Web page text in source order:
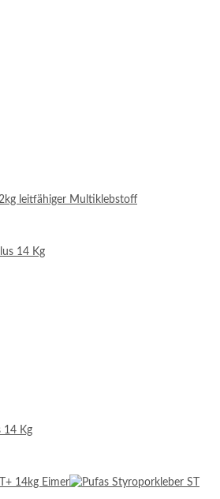
leitfähiger Multiklebstoff
14 Kg